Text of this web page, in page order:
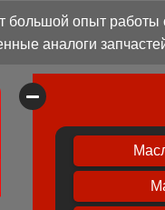
опыт работы
аналоги